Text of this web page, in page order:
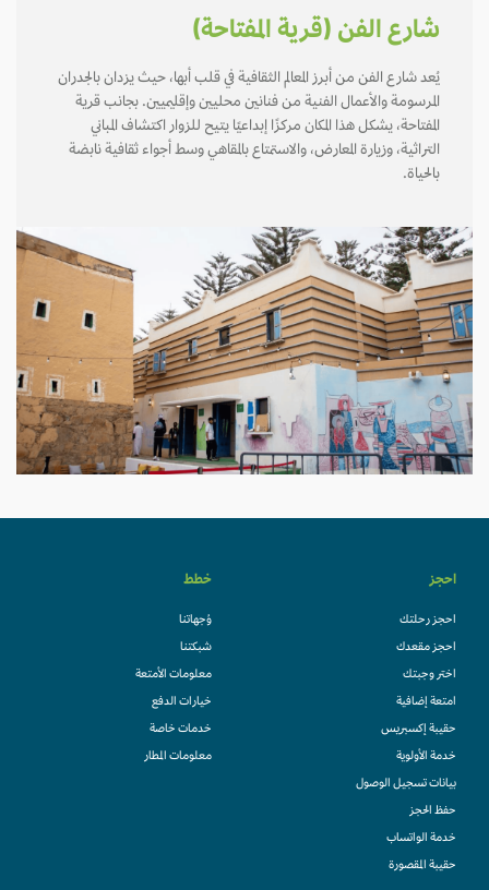
شارع الفن (قرية المفتاحة)
يُعد شارع الفن من أبرز المعالم الثقافية في قلب أبها، حيث يزدان بالجدران
المرسومة والأعمال الفنية من فنانين محليين وإقليميين. بجانب قرية
المفتاحة، يشكل هذا المكان مركزًا إبداعيًا يتيح للزوار اكتشاف المباني
التراثية، وزيارة المعارض، والاستمتاع بالمقاهي وسط أجواء ثقافية نابضة
بالحياة.
احجز
احجز رحلتك
احجز مقعدك
اختر وجبتك
امتعة إضافية
حقيبة إكسبريس
خدمة الأولوية
بيانات تسجيل الوصول
حفظ الحجز
خدمة الواتساب
حقيبة المقصورة
خطط
وُجهاتنا
شبكتنا
معلومات الأمتعة
خيارات الدفع
خدمات خاصة
معلومات المطار